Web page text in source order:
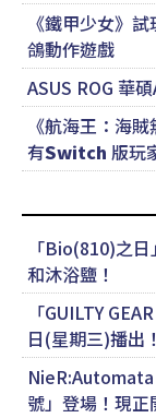
《鐵甲少女》
鴿動作遊戲
ASUS ROG 華
《航海王：海賊
有Switch 版玩
「Bio(810)之
和沐浴鹽！
「GUILTY
日(星期三)播出
NieR:Automata
號」登場！現正